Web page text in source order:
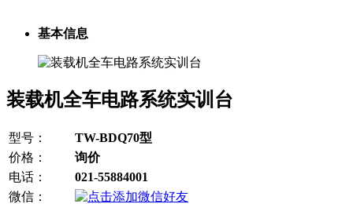
基本信息
装载机全车电路系统实训台
型号：
TW-BDQ70型
价格：
询价
电话：
021-55884001
微信：